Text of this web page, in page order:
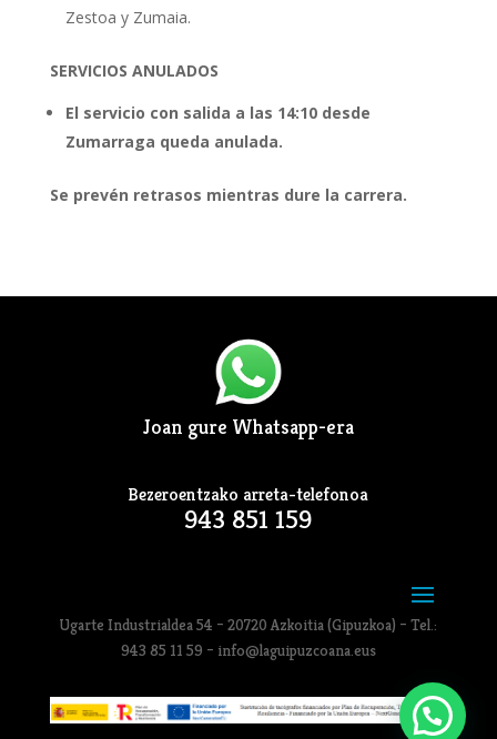
Zestoa y Zumaia.
SERVICIOS ANULADOS
El servicio con salida a las 14:10 desde
Zumarraga queda anulada.
Se prevén retrasos mientras dure la carrera.
Joan gure Whatsapp-era
Bezeroentzako arreta-telefonoa
943 851 159
Ugarte Industrialdea 54 – 20720 Azkoitia (Gipuzkoa) – Tel.:
943 85 11 59 – info@laguipuzcoana.eus